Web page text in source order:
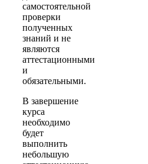
самостоятельной
проверки
полученных
знаний и не
являются
аттестационными
и
обязательными.
В завершение
курса
необходимо
будет
выполнить
небольшую